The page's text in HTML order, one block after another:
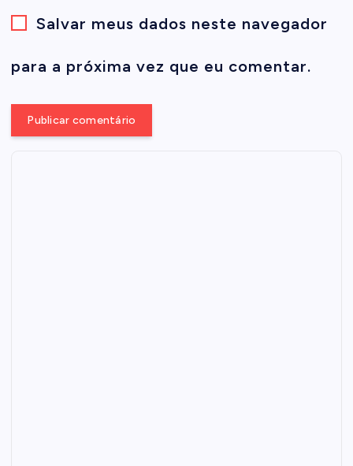
Salvar meus dados neste navegador
para a próxima vez que eu comentar.